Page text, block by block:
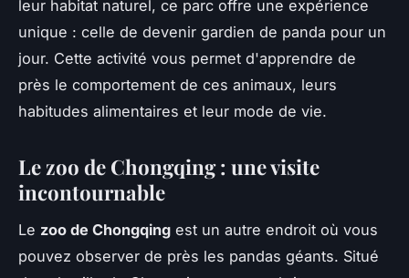
leur habitat naturel, ce parc offre une expérience
unique : celle de devenir gardien de panda pour un
jour. Cette activité vous permet d'apprendre de
près le comportement de ces animaux, leurs
habitudes alimentaires et leur mode de vie.
Le zoo de Chongqing : une visite
incontournable
Le zoo de Chongqing est un autre endroit où vous
pouvez observer de près les pandas géants. Situé